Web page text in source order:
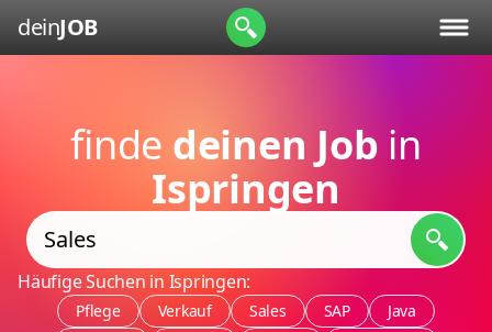
deinJOB
finde deinen Job in
Ispringen
Häufige Suchen in Ispringen:
Pflege Verkauf Sales SAP
Java